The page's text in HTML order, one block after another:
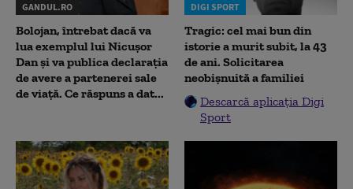
GANDUL.RO
Bolojan, întrebat dacă va
lua exemplul lui Nicușor
Dan și va publica declarația
de avere a partenerei sale
de viață. Ce răspuns a dat...
DIGI SPORT
Tragic: cel mai bun din
istorie a murit subit, la 43
de ani. Solicitarea
neobișnuită a familiei
Descarcă aplicația Digi
Sport